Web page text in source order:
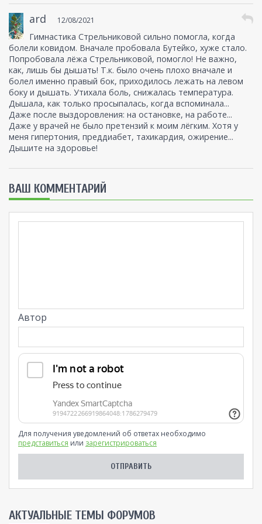
ard 12/08/2021
Гимнастика Стрельниковой сильно помогла, когда
болели ковидом. Вначале пробовала Бутейко, хуже стало.
Попробовала лёжа Стрельниковой, помогло! Не важно,
как, лишь бы дышать! Т.к. было очень плохо вначале и
болел именно правый бок, приходилось лежать на левом
боку и дышать. Утихала боль, снижалась температура.
Дышала, как только просыпалась, когда вспоминала...
Даже после выздоровления: на остановке, на работе...
Даже у врачей не было претензий к моим лёгким. Хотя у
меня гипертония, преддиабет, тахикардия, ожирение...
Дышите на здоровье!
ВАШ КОММЕНТАРИЙ
Автор
Для получения уведомлений об ответах необходимо
представиться или зарегистрироваться
AКТУАЛЬНЫЕ ТЕМЫ ФОРУМОВ